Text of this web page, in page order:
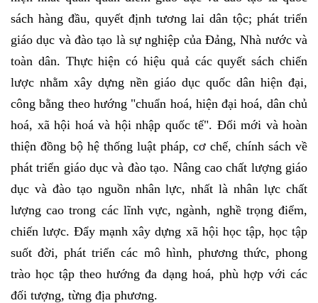
sách hàng đầu, quyết định tương lai dân tộc; phát triển
giáo dục và đào tạo là sự nghiệp của Đảng, Nhà nước và
toàn dân. Thực hiện có hiệu quả các quyết sách chiến
lược nhằm xây dựng nền giáo dục quốc dân hiện đại,
công bằng theo hướng "chuẩn hoá, hiện đại hoá, dân chủ
hoá, xã hội hoá và hội nhập quốc tế". Đổi mới và hoàn
thiện đồng bộ hệ thống luật pháp, cơ chế, chính sách về
phát triển giáo dục và đào tạo. Nâng cao chất lượng giáo
dục và đào tạo nguồn nhân lực, nhất là nhân lực chất
lượng cao trong các lĩnh vực, ngành, nghề trọng điểm,
chiến lược. Đẩy mạnh xây dựng xã hội học tập, học tập
suốt đời, phát triển các mô hình, phương thức, phong
trào học tập theo hướng đa dạng hoá, phù hợp với các
đối tượng, từng địa phương.